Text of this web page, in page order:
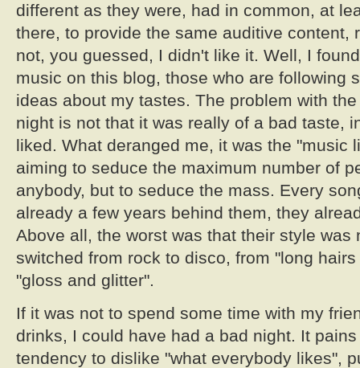
different as they were, had in common, at
there, to provide the same auditive content,
not, you guessed, I didn't like it. Well, I
music on this blog, those who are following
ideas about my tastes. The problem with
night is not that it was really of a bad taste,
liked. What deranged me, it was the "music
aiming to seduce the maximum number of
anybody, but to seduce the mass. Every
already a few years behind them, they
Above all, the worst was that their style was
switched from rock to disco, from "long
"gloss and glitter".
If it was not to spend some time with my
drinks, I could have had a bad night. It
tendency to dislike "what everybody likes",